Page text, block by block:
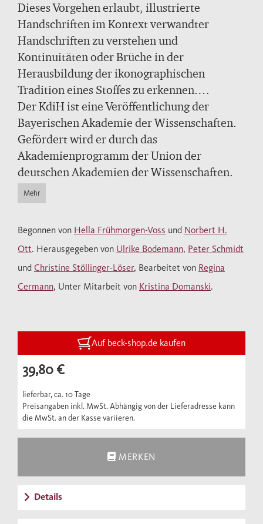
Stoffes überliefern und damit
thematischzusammengehören, auch wenn
diese Texte zu unterschiedlichen Zeiten oder
von verschiedenen Autoren verfasst wurden.
Stoffe können ebenso auf Gebrauchstexten
(wie etwa Chroniken, Gebetbüchern oder
Medizin) wie literarischen Traditionen
(Dietrich von Bern, Liederbücher oder
Tristan) basieren.
Dieses Vorgehen erlaubt, illustrierte
Handschriften im Kontext verwandter
Handschriften zu verstehen und
Kontinuitäten oder Brüche in der
Herausbildung der ikonographischen
Tradition eines Stoffes zu erkennen.
Gleichzeitig öffnet der KdiH den Blick dafür,
wie mittelalterliche Buchmaler und
Schreiber Stoffe auffassten und tradierten.
Der KdiH ist eine Veröffentlichung der
Bayerischen Akademie der Wissenschaften.
Gefördert wird er durch das
Akademienprogramm der Union der
deutschen Akademien der Wissenschaften.
Mehr
Begonnen von Hella Frühmorgen-Voss und Norbert H.
Ott. Herausgegeben von Ulrike Bodemann, Peter Schmidt
und Christine Stöllinger-Löser, Bearbeitet von Regina
Cermann, Unter Mitarbeit von Kristina Domanski.
Auf beck-shop.de kaufen
39,80 €
lieferbar, ca. 10 Tage
Preisangaben inkl. MwSt. Abhängig von der Lieferadresse kann
die MwSt. an der Kasse variieren.
MERKEN
Details